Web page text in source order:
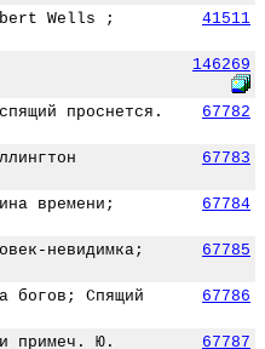
Wells ;
41511
146269
проснется.
67782
67783
времени;
67784
невидимка;
67785
богов; Спящий
67786
примеч. Ю.
67787